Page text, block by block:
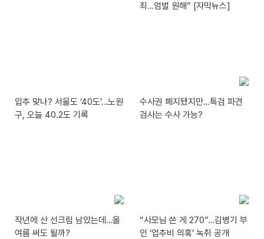
죄…엄벌 원해” [자막뉴스]
입추 맞나? 서울도 ‘40도’…노원
구, 오늘 40.2도 기록
수사권 폐지됐지만…특검 파견
검사는 수사 가능?
작년에 산 선크림 남았는데…올
여름 써도 될까?
“사모님 쓴 게 270”…김병기 부
인 ‘업추비 의혹’ 녹취 공개